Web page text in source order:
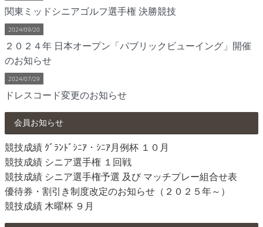
関東ミッドシニアゴルフ選手権 決勝競技
2024/09/20
２０２４年 日本オープン「パブリックビューイング」開催
のお知らせ
2024/07/29
ドレスコード変更のお知らせ
会員お知らせ
競技成績 ｸﾞﾗﾝﾄﾞｼﾆｱ・ｼﾆｱ月例杯 １０月
競技成績 シニア選手権 １回戦
競技成績 シニア選手権予選 及び マッチプレー組合せ表
優待券・割引き制度改定のお知らせ（２０２５年～）
競技成績 木曜杯 ９月